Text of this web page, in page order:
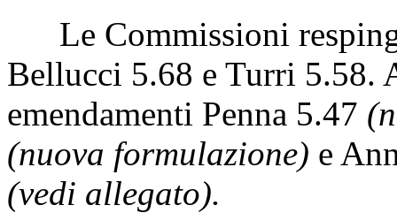
Le Commissioni
Bellucci 5.68 e Turri 5.58.
emendamenti Penna 5.47
(nuova formulazione) e
(vedi allegato).